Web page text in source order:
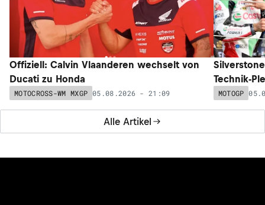
Alle Artikel
Offiziell: Calvin Vlaanderen wechselt von
Ducati zu Honda
MOTOCROSS-WM MXGP 05.08.2026 - 21:09
Technik-
MOTOGP